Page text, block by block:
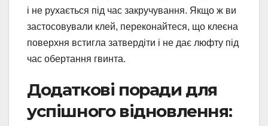
і не рухається під час закручування. Якщо ж ви
застосовували клей, переконайтеся, що клеєна
поверхня встигла затвердіти і не дає люфту під
час обертання гвинта.
Додаткові поради для
успішного відновлення: